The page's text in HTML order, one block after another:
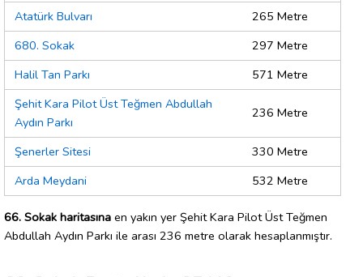
Atatürk Bulvarı
265 Metre
680. Sokak
297 Metre
Halil Tan Parkı
571 Metre
Şehit Kara Pilot Üst Teğmen Abdullah
Aydın Parkı
236 Metre
Şenerler Sitesi
330 Metre
Arda Meydani
532 Metre
66. Sokak haritasına en yakın yer Şehit Kara Pilot Üst Teğmen
Abdullah Aydın Parkı ile arası 236 metre olarak hesaplanmıştır.